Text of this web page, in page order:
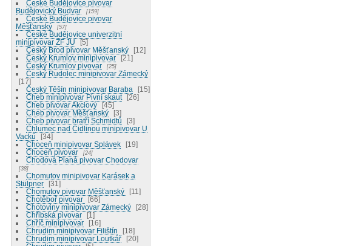
České Budějovice pivovar
Budějovický Budvar
159
České Budějovice pivovar
Měšťanský
57
České Budějovice univerzitní
minipivovar ZF JU
5
Český Brod pivovar Měšťanský
12
Český Krumlov minipivovar
21
Český Krumlov pivovar
25
Český Rudolec minipivovar Zámecký
17
Český Těšín minipivovar Baraba
15
Cheb minipivovar Pivní skaut
26
Cheb pivovar Akciový
45
Cheb pivovar Měšťanský
3
Cheb pivovar bratří Schmidtů
3
Chlumec nad Cidlinou minipivovar U
Vacků
34
Choceň minipivovar Splávek
19
Choceň pivovar
24
Chodová Planá pivovar Chodovar
38
Chomutov minipivovar Karásek a
Stülpner
31
Chomutov pivovar Měšťanský
11
Chotěboř pivovar
66
Chotoviny minipivovar Zámecký
28
Chřibská pivovar
1
Chříč minipivovar
16
Chrudim minipivovar Filištín
18
Chrudim minipivovar Loutkář
20